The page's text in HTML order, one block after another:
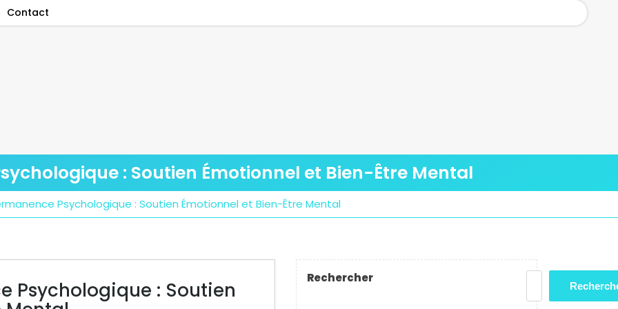
Contact
: Soutien Émotionnel et Bien-Être Mental
Psychologique : Soutien Émotionnel et Bien-Être Mental
Psychologique : Soutien
Rechercher